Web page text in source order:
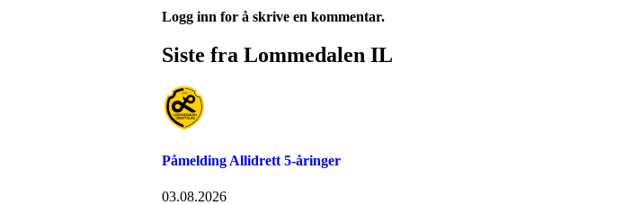
Logg inn for å skrive en kommentar.
Siste fra Lommedalen IL
Påmelding Allidrett 5-åringer
03.08.2026